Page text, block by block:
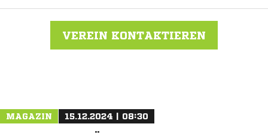
VEREIN KONTAKTIEREN
MAGAZIN 15.12.2024 | 08:30